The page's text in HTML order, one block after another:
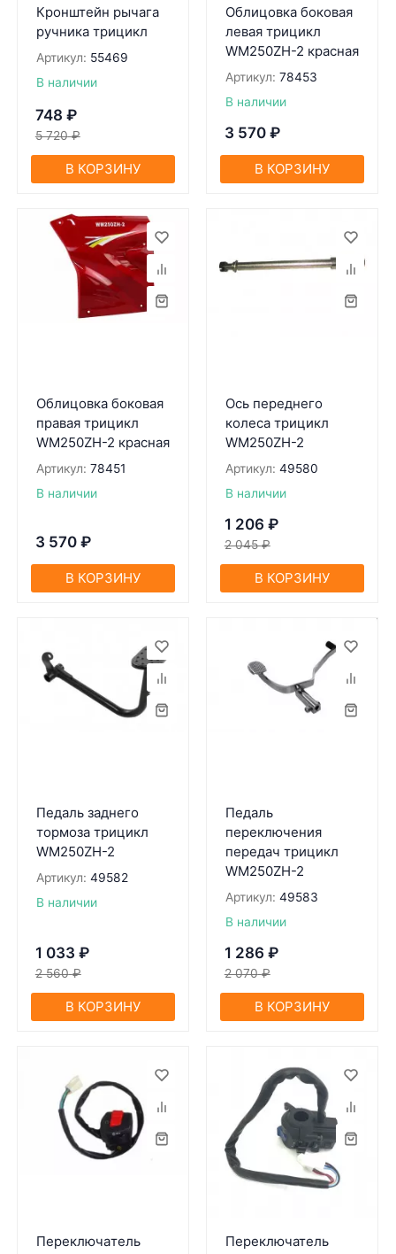
Кронштейн рычага
ручника трицикл
Артикул: 55469
В наличии
748 ₽
5 720 ₽
В КОРЗИНУ
Облицовка боковая
левая трицикл
WM250ZH-2 красная
Артикул: 78453
В наличии
3 570 ₽
В КОРЗИНУ
Облицовка боковая
правая трицикл
WM250ZH-2 красная
Артикул: 78451
В наличии
3 570 ₽
В КОРЗИНУ
Ось переднего
колеса трицикл
WM250ZH-2
Артикул: 49580
В наличии
1 206 ₽
2 045 ₽
В КОРЗИНУ
Педаль заднего
тормоза трицикл
WM250ZH-2
Артикул: 49582
В наличии
1 033 ₽
2 560 ₽
В КОРЗИНУ
Педаль
переключения
передач трицикл
WM250ZH-2
Артикул: 49583
В наличии
1 286 ₽
2 070 ₽
В КОРЗИНУ
Переключaтель
Переключатель